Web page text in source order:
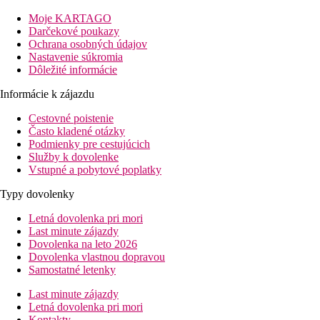
Vzdialenosť od hotela
vzdialenosť od pláže: cca 200 m
vzdialenosť od letiska: cca 65 km (Larnaka)
vzdialenosť od centra: cca 2 km (Protaras)
vzdialenosť od nákupných možností: cca 500 m
Vybavenie izby
klimatizácia
malá chladnička
telefón, satelitná televízia
kávovar/čajník
bezpečné
WC)
Izby za príplatok
Superior izby - priestrannejšie
Superior izby - priestrannejšie, s výhľadom na more
rodinné izby - spálňa oddelená posuvnými dverami,
výhľad na more
Vybavenie hotela
vstupná hala s recepciou
Moje KARTAGO
Darčekové poukazy
Ochrana osobných údajov
Nastavenie súkromia
Dôležité informácie
Informácie k zájazdu
Cestovné poistenie
Často kladené otázky
Podmienky pre cestujúcich
Služby k dovolenke
Vstupné a pobytové poplatky
Typy dovolenky
Letná dovolenka pri mori
Last minute zájazdy
Dovolenka na leto 2026
Dovolenka vlastnou dopravou
Samostatné letenky
Last minute zájazdy
Letná dovolenka pri mori